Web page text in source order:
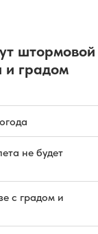
штормовой
и градом
не будет
с градом и